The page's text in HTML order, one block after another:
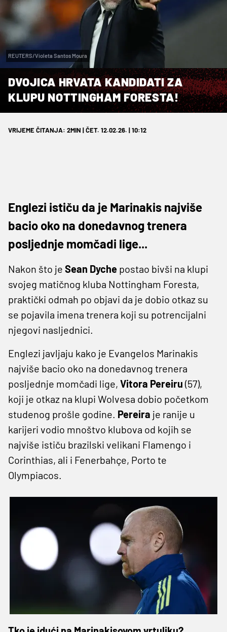
REUTERS/Violeta Santos Moura
DVOJICA HRVATA KANDIDATI ZA
KLUPU NOTTINGHAM FORESTA!
VRIJEME ČITANJA: 2MIN | ČET. 12.02.26. | 10:12
Englezi ističu da je Marinakis najviše
bacio oko na donedavnog trenera
posljednje momčadi lige...
Nakon što je Sean Dyche postao bivši na klupi
svojeg matičnog kluba Nottingham Foresta,
praktički odmah po objavi da je dobio otkaz su
se pojavila imena trenera koji su potrencijalni
njegovi nasljednici.
Englezi javljaju kako je Evangelos Marinakis
najviše bacio oko na donedavnog trenera
posljednje momčadi lige, Vitora Pereiru (57),
koji je otkaz na klupi Wolvesa dobio početkom
studenog prošle godine. Pereira je ranije u
karijeri vodio mnoštvo klubova od kojih se
najviše ističu brazilski velikani Flamengo i
Corinthias, ali i Fenerbahçe, Porto te
Olympiacos.